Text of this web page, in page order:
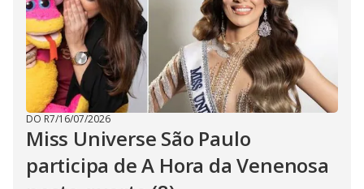
DO R7/16/07/2026
Miss Universe São Paulo
participa de A Hora da Venenosa